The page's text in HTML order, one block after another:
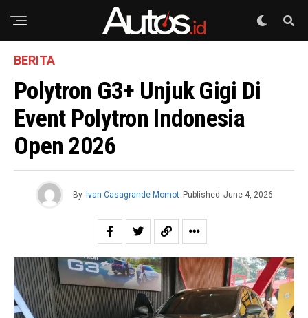
BERITA
Polytron G3+ Unjuk Gigi Di
Event Polytron Indonesia
Open 2026
By Ivan Casagrande Momot Published June 4, 2026